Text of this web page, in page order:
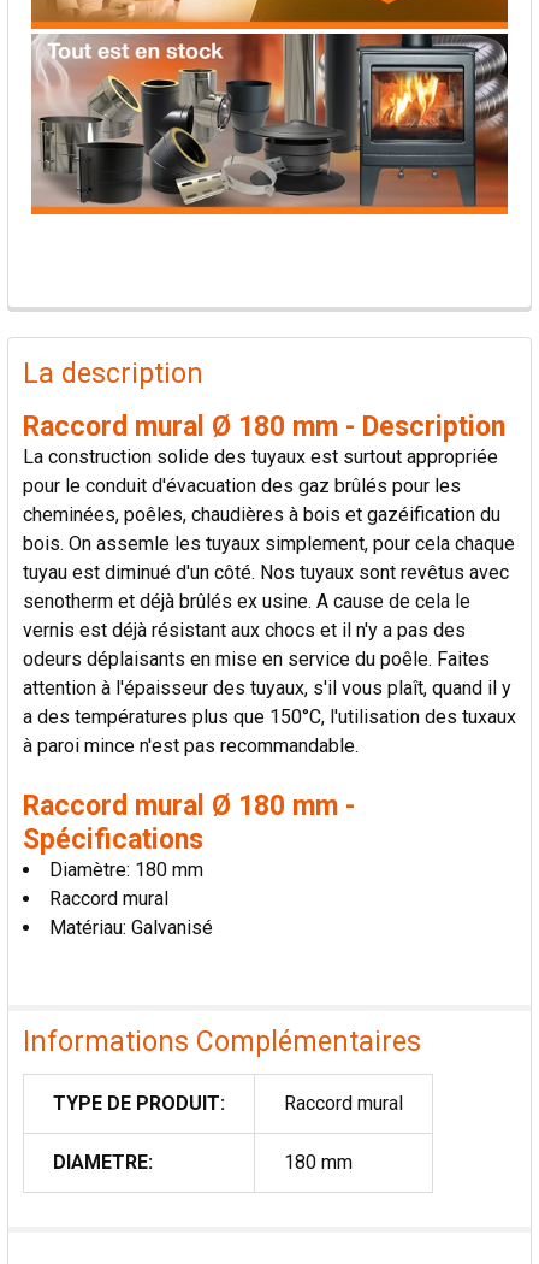
PRODUITS
FRÉQUEMMENT
ACHETÉS
TOUT
SÉLECTIONNER
AJOUTER
LA
SÉLECTION
AU PANIER
La description
Raccord mural Ø 180 mm - Description
La construction solide des tuyaux est surtout appropriée
pour le conduit d'évacuation des gaz brûlés pour les
cheminées, poêles, chaudières à bois et gazéification du
bois. On assemle les tuyaux simplement, pour cela chaque
tuyau est diminué d'un côté. Nos tuyaux sont revêtus avec
senotherm et déjà brûlés ex usine. A cause de cela le
vernis est déjà résistant aux chocs et il n'y a pas des
odeurs déplaisants en mise en service du poêle. Faites
attention à l'épaisseur des tuyaux, s'il vous plaît, quand il y
a des températures plus que 150°C, l'utilisation des tuxaux
à paroi mince n'est pas recommandable.
Raccord mural Ø 180 mm -
Spécifications
Diamètre: 180 mm
Raccord mural
Matériau: Galvanisé
Informations Complémentaires
TYPE DE PRODUIT: Raccord mural
DIAMETRE: 180 mm